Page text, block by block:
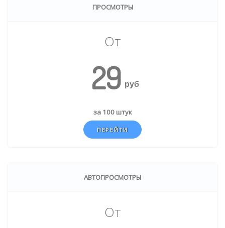
ПРОСМОТРЫ
От
29руб
за 100 штук
ПЕРЕЙТИ
АВТОПРОСМОТРЫ
От